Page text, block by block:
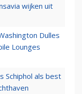
wijken uit
Dulles
Lounges
Schiphol als best